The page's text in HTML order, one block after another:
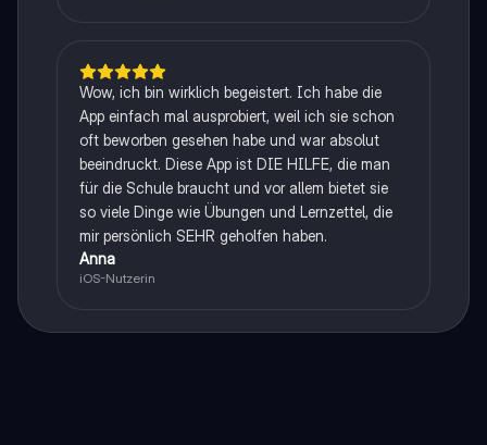
Wow, ich bin wirklich begeistert. Ich habe die
App einfach mal ausprobiert, weil ich sie schon
oft beworben gesehen habe und war absolut
beeindruckt. Diese App ist DIE HILFE, die man
für die Schule braucht und vor allem bietet sie
so viele Dinge wie Übungen und Lernzettel, die
mir persönlich SEHR geholfen haben.
Anna
iOS-Nutzerin